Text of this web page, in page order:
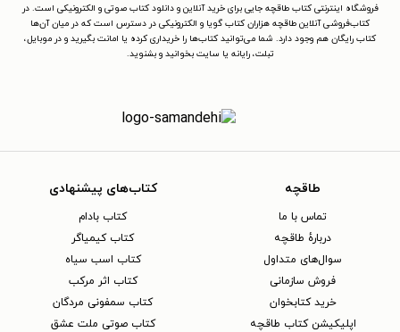
فروشگاه اینترنتی کتاب طاقچه جایی برای خرید آنلاین و دانلود کتاب صوتی و الکترونیکی است. در
کتاب‌فروشی آنلاین طاقچه هزاران کتاب گویا و الکترونیکی در دسترس است که در میان آن‌ها
کتاب رایگان هم وجود دارد. شما می‌توانید کتاب‌ها را خریداری کرده یا امانت بگیرید و در موبایل،
تبلت، رایانه یا سایت بخوانید و بشنوید.
طاقچه
تماس با ما
دربارهٔ طاقچه
سوال‌های متداول
فروش سازمانی
خرید کتابخوان
اپلیکیشن کتاب طاقچه
کتاب‌های پیشنهادی
کتاب بادام
کتاب کیمیاگر
کتاب اسب سیاه
کتاب اثر مرکب
کتاب سمفونی مردگان
کتاب صوتی ملت عشق